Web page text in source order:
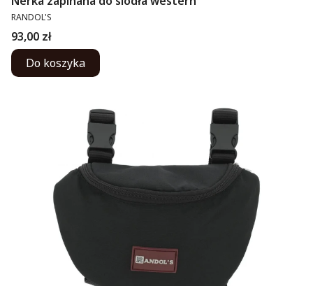
PRODUCENT
RANDOL'S
Cena
93,00 zł
Do koszyka